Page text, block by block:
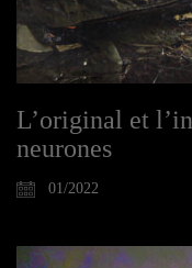
L’original et
neurones
01/2022